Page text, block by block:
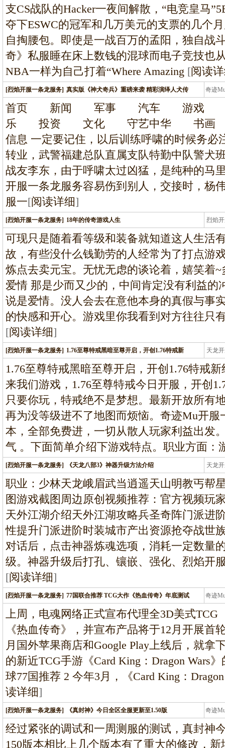
支CS战队的Hacker一夜间解散，“电竞皇马
夺下ESWC的冠军和几万美元的支票的几个
自掏腰包。即使是一战百万的孟阳，独自战
奇》私服睡在床上数钱的混球而电子竞技也
NBA一样为自己打着“Where Amazing [阅读
[烈焰开服一条龙服务] 真实版《神犬奇兵》重磅来袭 精彩演绎人犬传 奇迹
首页 新闻 军事 汽车 游戏
乐 投资 文化 守艺中华
信息 一定要记住，以后训练呼啸的时候务
转业，武警福建总队直属支队特勤中队警犬
战友李东，由于呼啸太过凶猛，是纯种的马
开服一条龙服务容易伤到别人，交接时，杨
服一[阅读详细]
[烈焰开服一条龙服务] 18年的传奇游戏人生 烈焰
龙
可现只是随着看等级和装备就知道这人生活
故，有些没什么钱勤劳的人经常为了打点游
炼点去卖元宝。无忧无虑的谈论着，嬉笑着
爱情 那是少而又少的，中间肯定没有利益的
说是爱情。没人会去在意他本身的真假与事
的快感和开心。游戏里你我看到对方往往只
[阅读详细]
[烈焰开服一条龙服务] 1.76至尊特戒黑暗至尊开启，开创1.76特戒新 天龙
龙
1.76至尊特戒黑暗至尊开启，开创1.76特戒
来我们游戏，1.76至尊特戒今日开服，开创
只要你玩，特戒绝不是梦想。最新开放所有
再为没等级进不了地图而烦恼。奇迹Mu开
本，全部免费进，一切从散人玩家利益出发
气 。下面简单介绍下游戏特点。职业方面：
[烈焰开服一条龙服务] 《天龙八部3》神器升级方法介绍 天龙
龙
职业：少林天龙峨眉武当逍遥天山明教丐帮
图游戏截图周边原创视频推荐：官方视频玩
天外江湖介绍天外江湖攻略兵圣奇阵门派进
性提升门派进阶时装城市产出资源抢夺战世
对话后，点击神器炼魂选项，消耗一定数量
级。神器升级后打孔、镶嵌、强化、烈焰开
[阅读详细]
[烈焰开服一条龙服务] 77国联合推荐 TCG大作《热血传奇》年底测试 奇迹
条
上周，电魂网络正式宣布代理全3D美式TCG
《热血传奇》，并宣布产品将于12月开展首
月国外苹果商店和Google Play上线后，就拿
的新近TCG手游《Card King：Dragon Wars
球77国推荐 2 今年3月，《Card King：
读详细]
[烈焰开服一条龙服务] 《真封神》今日全区全服更新至1.50版 奇迹
条
经过紧张的调试和一周测服的测试，真封神
150版本相比上几个版本有了重大的修改，